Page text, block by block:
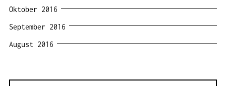
Oktober 2016
September 2016
August 2016